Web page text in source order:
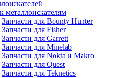
металлоискателям
Запчасти для Bounty Hunter
Запчасти для Fisher
Запчасти для Garrett
Запчасти для Minelab
Запчасти для Nokta и Makro
Запчасти для Quest
Запчасти для Teknetics